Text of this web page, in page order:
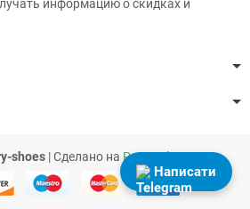
информацию о скидках и
shoes | Сделано на PrestaShop
Написати